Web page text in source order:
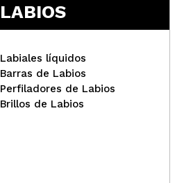
LABIOS
Labiales líquidos
Barras de Labios
Perfiladores de Labios
Brillos de Labios